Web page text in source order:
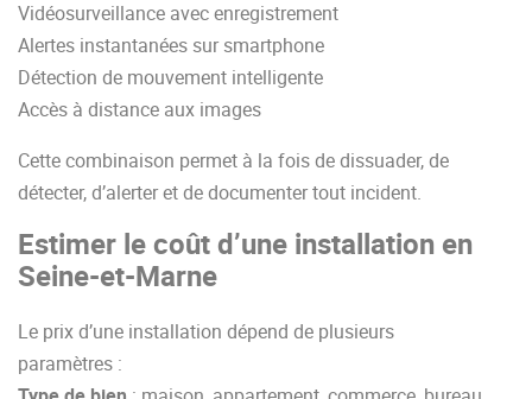
Vidéosurveillance avec enregistrement
Alertes instantanées sur smartphone
Détection de mouvement intelligente
Accès à distance aux images
Cette combinaison permet à la fois de dissuader, de
détecter, d’alerter et de documenter tout incident.
Estimer le coût d’une installation en
Seine-et-Marne
Le prix d’une installation dépend de plusieurs
paramètres :